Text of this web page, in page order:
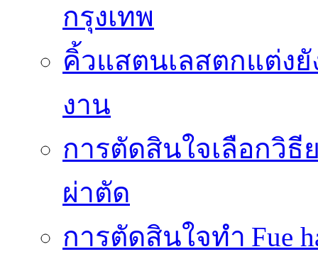
กรุงเทพ
คิ้วแสตนเลสตกแต่ง
งาน
การตัดสินใจเลือกวิ
ผ่าตัด
การตัดสินใจทำ Fue